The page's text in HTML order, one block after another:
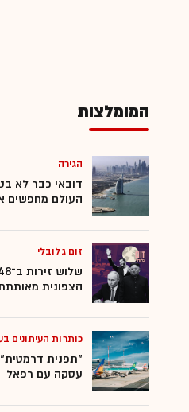
המומלצות
הגירה
דובאי כבר לא
העולם מחפשים
זום גלובלי
הצפונית
כותרות העיתונים
"תפנית
עסקה עם רפאל